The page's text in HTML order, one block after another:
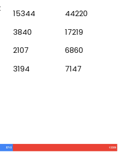
15344
44220
3840
17219
2107
6860
3194 7147